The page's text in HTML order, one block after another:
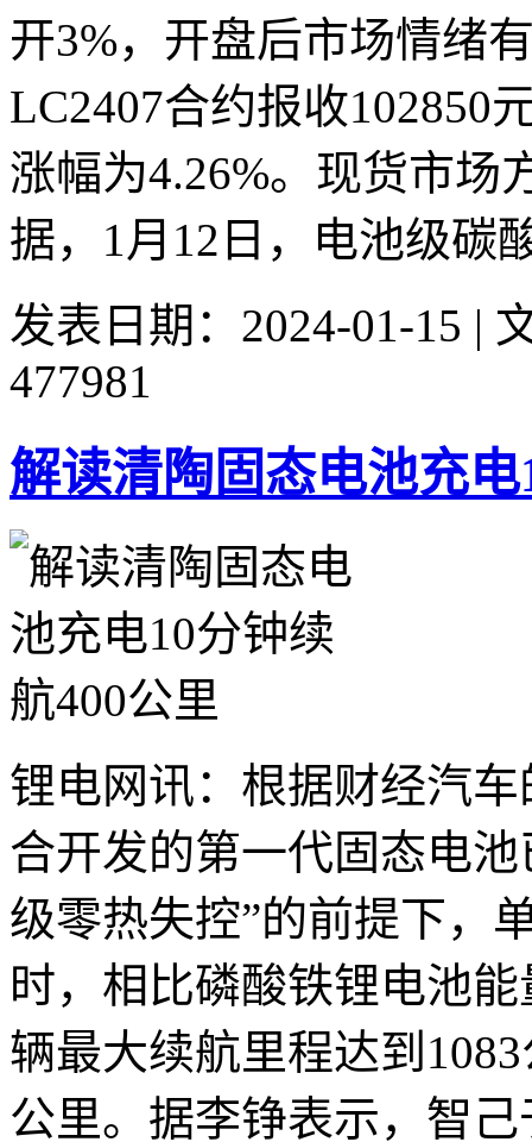
开3%，开盘后市场情绪
LC2407合约报收102850
涨幅为4.26%。现货市场
据，1月12日，电池级碳
发表日期：2024-01-15 |
477981
解读清陶固态电池充
锂电网讯：根据财经汽
合开发的第一代固态电
级零热失控”的前提下，
时，相比磷酸铁锂电池
辆最大续航里程达到
公里。据李铮表示，智